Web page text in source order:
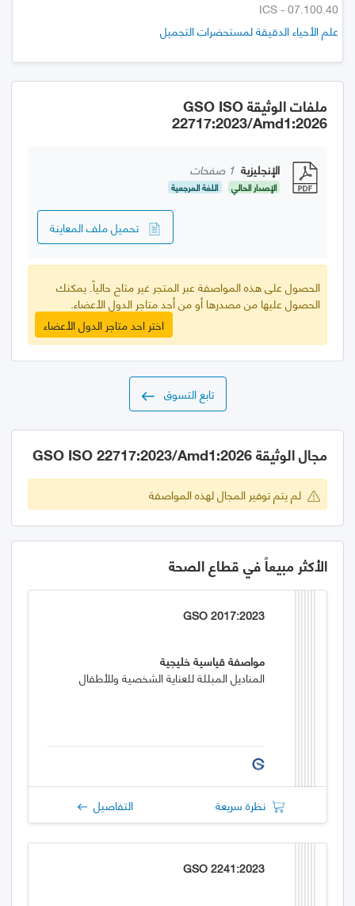
ICS - 07.100.40
علم الأحياء الدقيقة لمستحضرات التجميل
ملفات الوثيقة GSO ISO
22717:2023/Amd1:2026
الإنجليزية 1 صفحات
الإصدار الحالي اللغة المرجعية
تحميل ملف المعاينة
الحصول على هذه المواصفة عبر المتجر غير متاح حالياً. يمكنك
الحصول عليها من مصدرها أو من أحد متاجر الدول الأعضاء.
اختر احد متاجر الدول الأعضاء
تابع التسوق
مجال الوثيقة GSO ISO 22717:2023/Amd1:2026
لم يتم توفير المجال لهذه المواصفة
الأكثر مبيعاً في قطاع الصحة
GSO 2017:2023
مواصفة قياسية خليجية
المناديل المبللة للعناية الشخصية وللأطفال
نظرة سريعة التفاصيل
GSO 2241:2023